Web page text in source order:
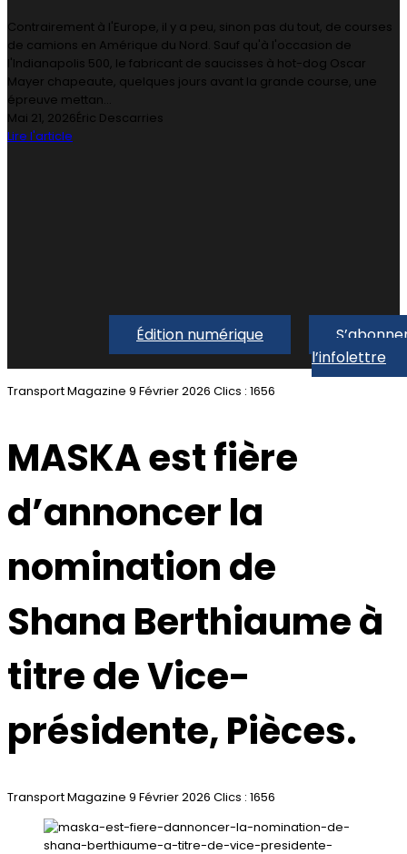
Contrairement à l'Europe, il y a peu, sinon pas du tout, de courses
de camions en Amérique du Nord. Sauf qu'à l'occasion de
l'Indianapolis 500, le fabricant de saucisses à hot-dog Oscar
Mayer chapeaute, quelques jours avant la grande course, une
épreuve mettan...
Mai 21, 2026Éric Descarries
Lire l'article
Édition numérique
l’infolettre
Transport Magazine 9 Février 2026 Clics : 1656
MASKA est fière
d’annoncer la
nomination de
Shana Berthiaume à
titre de Vice-
présidente, Pièces.
Transport Magazine 9 Février 2026 Clics : 1656